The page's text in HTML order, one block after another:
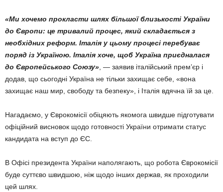
«Ми хочемо прокласти шлях більшої близькості України
до Європи: це тривалий процес, який складається з
необхідних реформ. Італія у цьому процесі перебуває
поряд із Україною. Італія хоче, щоб Україна приєдналася
до Європейського Союзу», — заявив італійський прем’єр і
додав, що сьогодні Україна не тільки захищає себе, «вона
захищає наш мир, свободу та безпеку», і Італія вдячна їй за це.
Нагадаємо, у Єврокомісії обіцяють якомога швидше підготувати
офіційний висновок щодо готовності України отримати статус
кандидата на вступ до ЄС.
В Офісі президента України наполягають, що робота Єврокомісії
буде суттєво швидшою, ніж щодо інших держав, як проходили
цей шлях.